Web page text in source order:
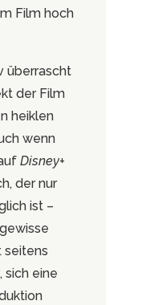
Film hoch
überrascht
der Film
heiklen
wenn
Disney+
der nur
ist –
seitens
, sich eine